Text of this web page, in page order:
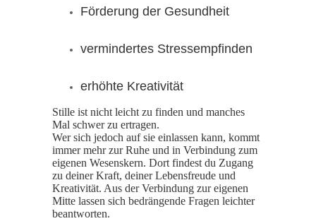
Förderung der Gesundheit
vermindertes Stressempfinden
erhöhte Kreativität
Stille ist nicht leicht zu finden und manches
Mal schwer zu ertragen.
Wer sich jedoch auf sie einlassen kann, kommt
immer mehr zur Ruhe und in Verbindung zum
eigenen Wesenskern. Dort findest du Zugang
zu deiner Kraft, deiner Lebensfreude und
Kreativität. Aus der Verbindung zur eigenen
Mitte lassen sich bedrängende Fragen leichter
beantworten.